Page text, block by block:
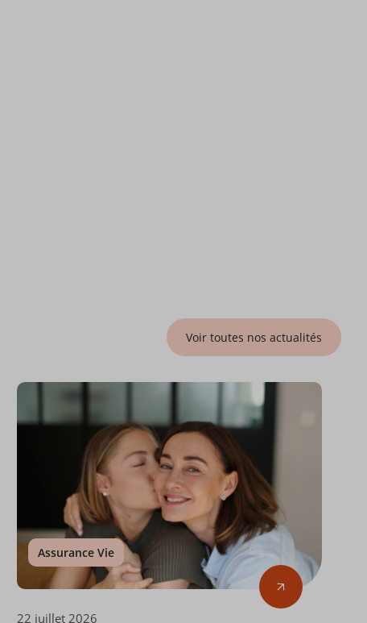
Voir toutes nos actualités
Assurance Vie
22 juillet 2026